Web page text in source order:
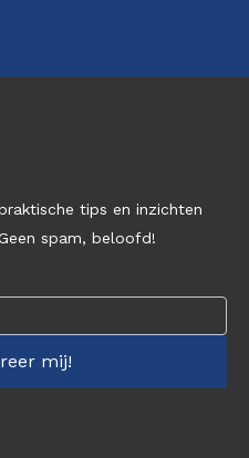
tips en inzichten
spam, beloofd!